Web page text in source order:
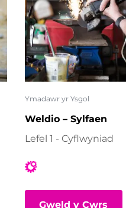
Ymadawr yr Ysgol
Weldio – Sylfaen
Lefel 1 - Cyflwyniad
Gweld y Cwrs